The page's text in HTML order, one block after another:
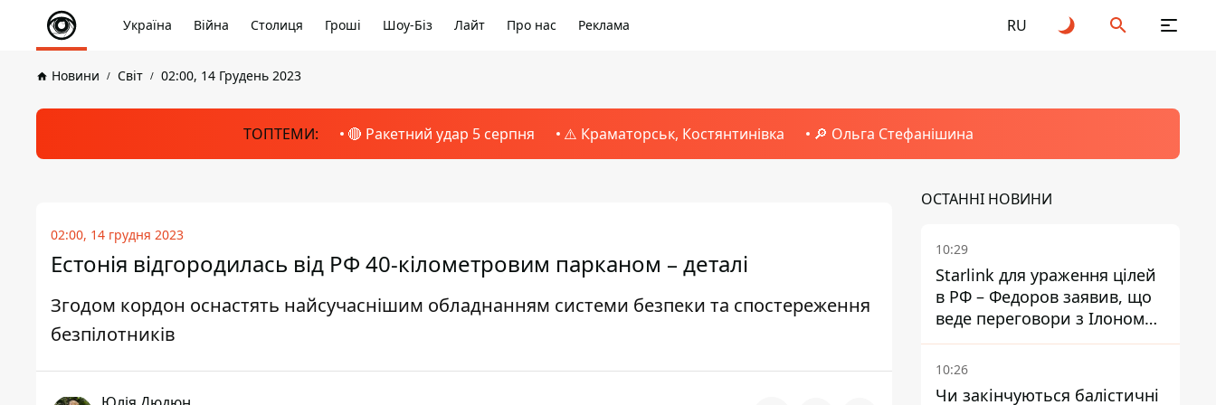
Україна Війна Столиця Гроші Шоу-Біз Лайт Про нас Реклама RU
Новини Світ 02:00, 14 Грудень 2023
ТОПТЕМИ: 🔴 Ракетний удар 5 серпня ⚠️ Краматорськ, Костянтинівка 🔎 Ольга Стефанішина
02:00, 14 грудня 2023
Естонія відгородилась від РФ 40-кілометровим парканом – деталі
Згодом кордон оснастять найсучаснішим обладнанням системи безпеки та спостереження
безпілотників
ОСТАННІ НОВИНИ
10:29
Starlink для ураження цілей
в РФ – Федоров заявив, що
веде переговори з Ілоном
Маском
10:26
Чи закінчуються балістичні